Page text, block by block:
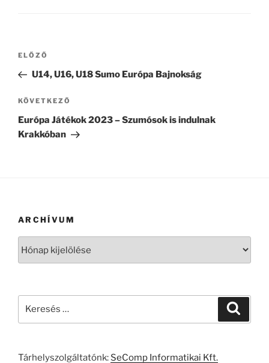
Bejegyzés
Korábbi
bejegyzés
ELŐZŐ
U14, U16, U18 Sumo Európa Bajnokság
Következő
bejegyzés
KÖVETKEZŐ
Európa Játékok 2023 – Szumósok is indulnak
Krakkóban
ARCHÍVUM
Tárhelyszolgáltatónk: SeComp Informatikai Kft.